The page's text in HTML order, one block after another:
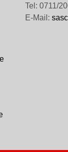
Tel: 0711/
E-Mail: